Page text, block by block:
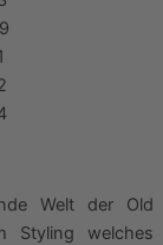
Welt der Old
Styling welches